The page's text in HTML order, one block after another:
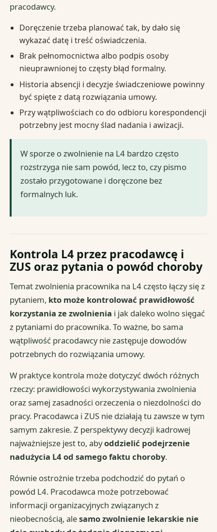
pracodawcy.
Doręczenie trzeba planować tak, by dało się
wykazać datę i treść oświadczenia.
Brak pełnomocnictwa albo podpis osoby
nieuprawnionej to częsty błąd formalny.
Historia absencji i decyzje świadczeniowe powinny
być spięte z datą rozwiązania umowy.
Przy wątpliwościach co do odbioru korespondencji
potrzebny jest mocny ślad nadania i awizacji.
W sporze o zwolnienie na L4 bardzo często
rozstrzyga nie sam powód, lecz to, czy pismo
zostało przygotowane i doręczone bez
formalnych luk.
Kontrola L4 przez pracodawcę i
ZUS oraz pytania o powód choroby
Temat zwolnienia pracownika na L4 często łączy się z
pytaniem, kto może kontrolować prawidłowość
korzystania ze zwolnienia i jak daleko wolno sięgać
z pytaniami do pracownika. To ważne, bo sama
wątpliwość pracodawcy nie zastępuje dowodów
potrzebnych do rozwiązania umowy.
W praktyce kontrola może dotyczyć dwóch różnych
rzeczy: prawidłowości wykorzystywania zwolnienia
oraz samej zasadności orzeczenia o niezdolności do
pracy. Pracodawca i ZUS nie działają tu zawsze w tym
samym zakresie. Z perspektywy decyzji kadrowej
najważniejsze jest to, abyoddzielić podejrzenie
nadużycia L4 od samego faktu choroby.
Równie ostrożnie trzeba podchodzić do pytań o
powód L4. Pracodawca może potrzebować
informacji organizacyjnych związanych z
nieobecnością, alesamo zwolnienie lekarskie nie